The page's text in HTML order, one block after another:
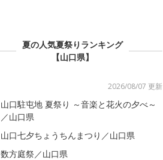
夏の人気夏祭りランキング
【山口県】
2026/08/07 更新
山口駐屯地 夏祭り ～音楽と花火の夕べ～
／山口県
山口七夕ちょうちんまつり／山口県
数方庭祭／山口県